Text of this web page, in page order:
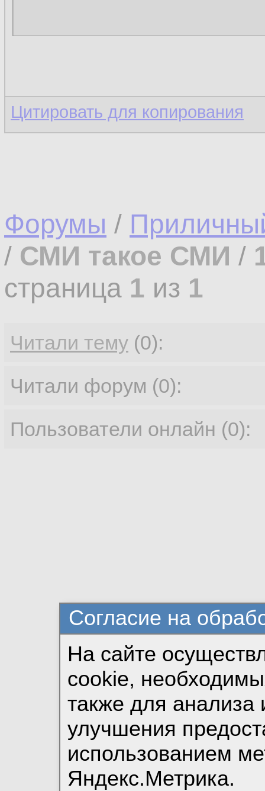
Цитировать для копирования
Форумы /
/ СМИ такое СМИ /
страница 1 из 1
Читали тему (0):
Читали форум (0):
Пользователи онлайн (0):
Согласие на
На сайте
cookie,
также для анализа
улучшения
использованием
Яндекс.Метрика.